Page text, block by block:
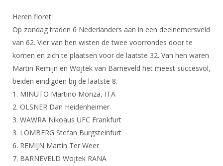
Bondsbureau
Medewerkers
Samenwerking
Formulieren
Alle Verenigingen
Nieuws
Verenigingsondersteuning
Wedstrijdkalender
KNAS Keurmerk
NK's
JPT
JEC
Wedstrijdorganisatie
Nieuws
Internationale aanmeldingen
Leraar
Voor scheidsrechters
Nieuws
Scheidsrechterslijst
Scheidsrechter Documentatie
Opleidingen
Tuchtzaken
Archief
Heren floret:
Op zondag traden 6 Nederlanders aan in een deelnemersveld
van 62. Vier van hen wisten de twee voorrondes door te
komen en zich te plaatsen voor de laatste 32. Van hen waren
Martin Remijn en Wojtek van Barneveld het meest succesvol,
beiden eindigden bij de laatste 8.
1. MINUTO Martino Monza, ITA
2. OLSNER Dan Heidenheimer
3. WAWRA Nikoaus UFC Frankfurt
3. LOMBERG Stefan Burgsteinfurt
6. REMIJN Martin Ter Weer
7. BARNEVELD Wojtek RANA